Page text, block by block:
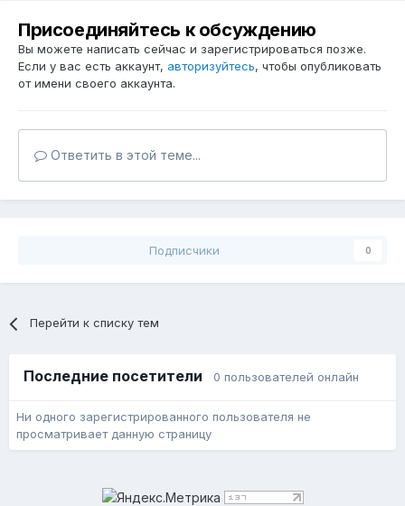
Присоединяйтесь к обсуждению
Вы можете написать сейчас и зарегистрироваться позже.
Если у вас есть аккаунт, авторизуйтесь, чтобы опубликовать
от имени своего аккаунта.
Ответить в этой теме...
Подписчики 0
Перейти к списку тем
Последние посетители 0 пользователей онлайн
Ни одного зарегистрированного пользователя не
просматривает данную страницу